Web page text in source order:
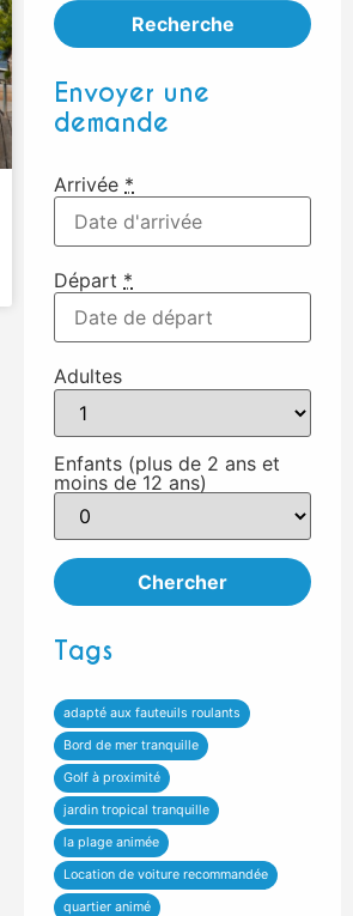
Recherche
Envoyer une
demande
Arrivée *
Départ *
Adultes
Enfants (plus de 2 ans et
moins de 12 ans)
Tags
adapté aux fauteuils roulants
Bord de mer tranquille
Golf à proximité
jardin tropical tranquille
la plage animée
Location de voiture recommandée
quartier animé